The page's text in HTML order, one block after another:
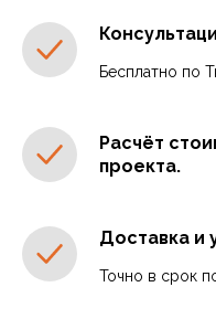
Бесплатно по
Расчёт
проекта.
Доставка и
Точно в срок